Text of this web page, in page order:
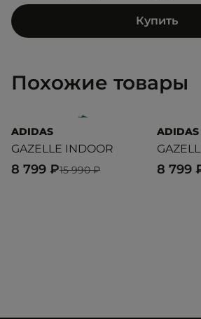
Купить
Похожие товары
ADIDAS
GAZELLE INDOOR
15 990 ₽
8 799 ₽
ADIDAS
8 799